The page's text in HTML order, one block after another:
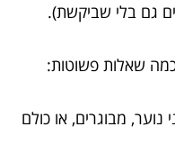
גם בלי שביקשת).
שאלות פשוטות:
נוער, מבוגרים, או כולם